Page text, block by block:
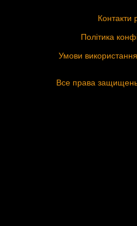
Контакти
Політика
Умови
Все права